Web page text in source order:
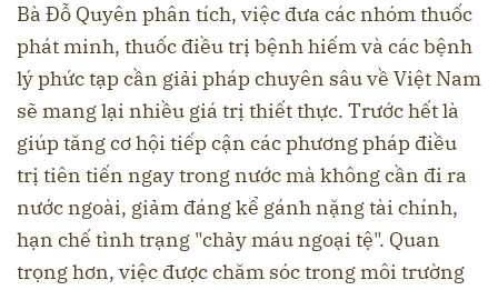
Bà Đỗ Quyên phân tích, việc đưa các nhóm thuốc
phát minh, thuốc điều trị bệnh hiếm và các bệnh
lý phức tạp cần giải pháp chuyên sâu về Việt Nam
sẽ mang lại nhiều giá trị thiết thực. Trước hết là
giúp tăng cơ hội tiếp cận các phương pháp điều
trị tiên tiến ngay trong nước mà không cần đi ra
nước ngoài, giảm đáng kể gánh nặng tài chính,
hạn chế tình trạng "chảy máu ngoại tệ". Quan
trọng hơn, việc được chăm sóc trong môi trường